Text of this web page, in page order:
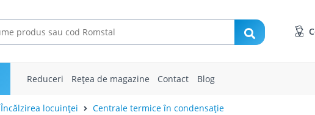
Reduceri Rețea de magazine Contact Blog
Încălzirea locuinței Centrale termice în condensație